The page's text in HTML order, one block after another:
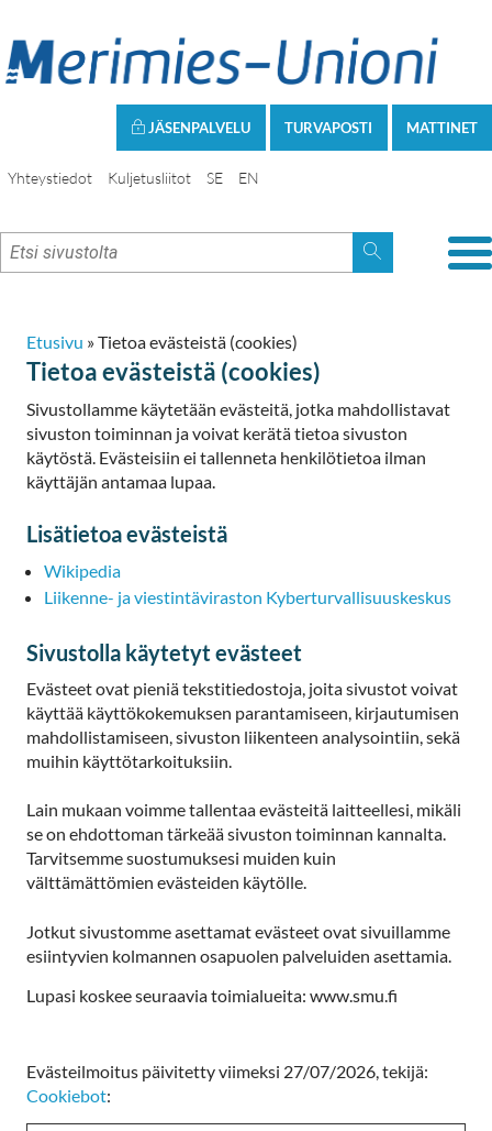
MATTINET
TURVAPOSTI
JÄSENPALVELU
Yhteystiedot Kuljetusliitot SE EN
Etusivu »Tietoa evästeistä (cookies)
Tietoa evästeistä (cookies)
Sivustollamme käytetään evästeitä, jotka mahdollistavat
sivuston toiminnan ja voivat kerätä tietoa sivuston
käytöstä. Evästeisiin ei tallenneta henkilötietoa ilman
käyttäjän antamaa lupaa.
Lisätietoa evästeistä
Wikipedia
Liikenne- ja viestintäviraston Kyberturvallisuuskeskus
Sivustolla käytetyt evästeet
Evästeet ovat pieniä tekstitiedostoja, joita sivustot voivat
käyttää käyttökokemuksen parantamiseen, kirjautumisen
mahdollistamiseen, sivuston liikenteen analysointiin, sekä
muihin käyttötarkoituksiin.
Lain mukaan voimme tallentaa evästeitä laitteellesi, mikäli
se on ehdottoman tärkeää sivuston toiminnan kannalta.
Tarvitsemme suostumuksesi muiden kuin
välttämättömien evästeiden käytölle.
Jotkut sivustomme asettamat evästeet ovat sivuillamme
esiintyvien kolmannen osapuolen palveluiden asettamia.
Lupasi koskee seuraavia toimialueita: www.smu.fi
Evästeilmoitus päivitetty viimeksi 27/07/2026, tekijä:
Cookiebot: